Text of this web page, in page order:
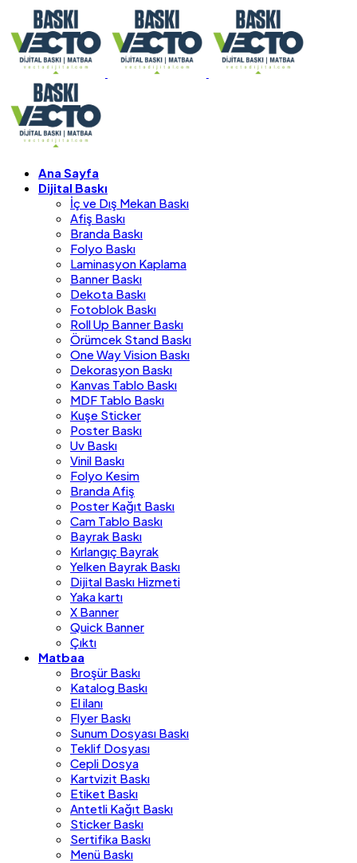
Ana Sayfa
Dijital Baskı
İç ve Dış Mekan Baskı
Afiş Baskı
Branda Baskı
Folyo Baskı
Laminasyon Kaplama
Banner Baskı
Dekota Baskı
Fotoblok Baskı
Roll Up Banner Baskı
Örümcek Stand Baskı
One Way Vision Baskı
Dekorasyon Baskı
Kanvas Tablo Baskı
MDF Tablo Baskı
Kuşe Sticker
Poster Baskı
Uv Baskı
Vinil Baskı
Folyo Kesim
Branda Afiş
Poster Kağıt Baskı
Cam Tablo Baskı
Bayrak Baskı
Kırlangıç Bayrak
Yelken Bayrak Baskı
Dijital Baskı Hizmeti
Yaka kartı
X Banner
Quick Banner
Çıktı
Matbaa
Broşür Baskı
Katalog Baskı
El ilanı
Flyer Baskı
Sunum Dosyası Baskı
Teklif Dosyası
Cepli Dosya
Kartvizit Baskı
Etiket Baskı
Antetli Kağıt Baskı
Sticker Baskı
Sertifika Baskı
Menü Baskı